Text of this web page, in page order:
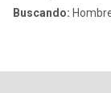
Buscando: